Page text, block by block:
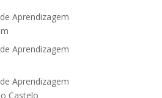
Aprendizagem
Aprendizagem
Aprendizagem
Castelo